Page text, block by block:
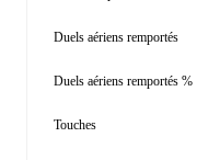
Duels aériens remportés
Duels aériens remportés %
Touches